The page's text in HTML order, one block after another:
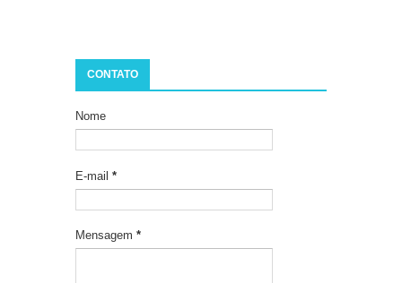
CONTATO
Nome
E-mail *
Mensagem *